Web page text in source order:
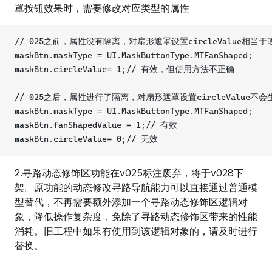
罩按钮效果时，需要修改对应类型的属性
// 025之前，属性没有隔离，对扇形遮罩设置circleValue相当
maskBtn.maskType = UI.MaskButtonType.MTFanShaped;
maskBtn.circleValue= 1;// 有效，但使用方法不正确
// 025之后，属性进行了隔离，对扇形遮罩设置circleValue不
maskBtn.maskType = UI.MaskButtonType.MTFanShaped;
maskBtn.fanShapedValue = 1;// 有效
maskBtn.circleValue= 0;// 无效
2.寻路动态修饰区功能在v025标注废弃，将于v028下
架。原功能的动态修改寻路导航能力可以直接通过普通模
型替代，不再需要额外添加一个寻路动态修饰区逻辑对
象，降低操作复杂度，免除了寻路动态修饰区带来的性能
消耗。旧工程中如果有使用到该逻辑对象的，请及时进行
替换。